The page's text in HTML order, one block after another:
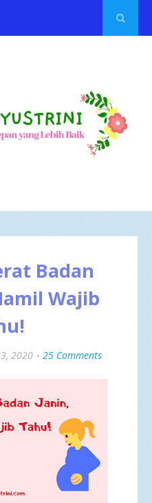
Badan
Wajib
2020 25 Comments